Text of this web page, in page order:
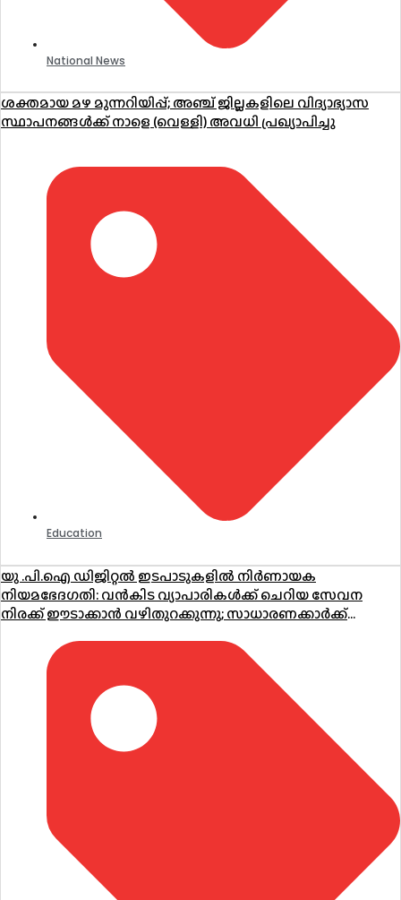
National News
ശക്തമായ മഴ മുന്നറിയിപ്പ്; അഞ്ച് ജില്ലകളിലെ വിദ്യാഭ്യാസ
സ്ഥാപനങ്ങൾക്ക് നാളെ (വെള്ളി) അവധി പ്രഖ്യാപിച്ചു
Education
യു .പി.ഐ ഡിജിറ്റൽ ഇടപാടുകളിൽ നിർണായക
നിയമഭേദഗതി: വൻകിട വ്യാപാരികൾക്ക് ചെറിയ സേവന
നിരക്ക് ഈടാക്കാൻ വഴിതുറക്കുന്നു; സാധാരണക്കാർക്ക്